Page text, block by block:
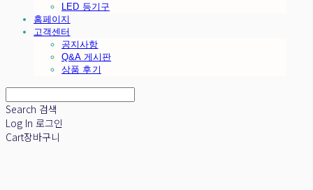
LED 등기구
홈페이지
고객센터
공지사항
Q&A 게시판
상품 후기
Search 검색
Log In 로그인
Cart장바구니